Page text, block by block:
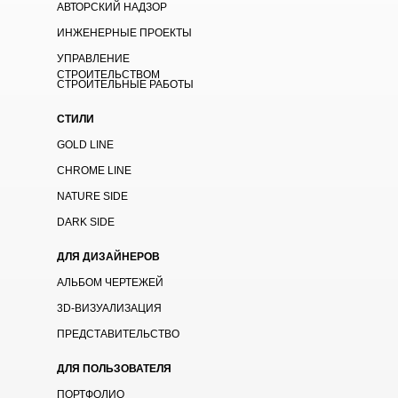
GOLD LINE
CHROME LINE
NATURE SIDE
DARK SIDE
СТИЛИ
АЛЬБОМ ЧЕРТЕЖЕЙ
3D-ВИЗУАЛИЗАЦИЯ
ПРЕДСТАВИТЕЛЬСТВО
ДЛЯ ДИЗАЙНЕРОВ
ПОРТФОЛИО
ДЛЯ ПОЛЬЗОВАТЕЛЯ
АВТОРСКИЙ НАДЗОР
ИНЖЕНЕРНЫЕ ПРОЕКТЫ
УПРАВЛЕНИЕ
СТРОИТЕЛЬСТВОМ
СТРОИТЕЛЬНЫЕ РАБОТЫ